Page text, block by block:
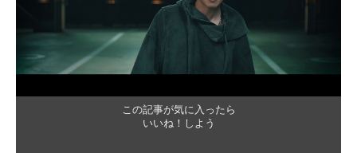
この記事が気に入ったら
いいね！しよう